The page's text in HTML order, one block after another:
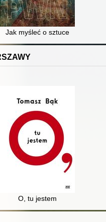
Jak myśleć o sztuce
O, tu jestem